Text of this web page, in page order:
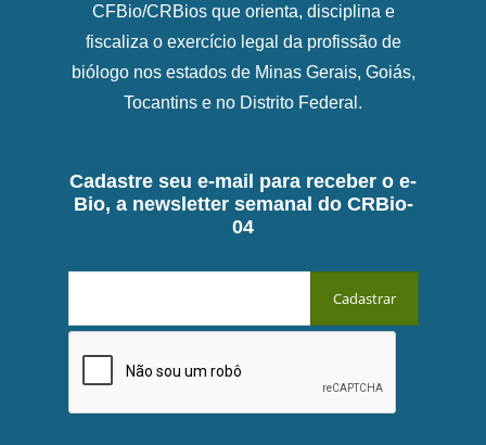
CFBio/CRBios que orienta, disciplina e
fiscaliza o exercício legal da profissão de
biólogo nos estados de Minas Gerais, Goiás,
Tocantins e no Distrito Federal.
Cadastre seu e-mail para receber o e-
Bio, a newsletter semanal do CRBio-
04